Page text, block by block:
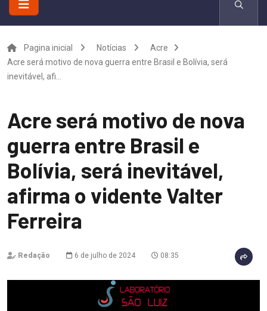
Pagina inicial Notícias
Acre
Acre será motivo de nova guerra entre Brasil e Bolívia, será
inevitável, afi...
Acre será motivo de nova
guerra entre Brasil e
Bolívia, será inevitável,
afirma o vidente Valter
Ferreira
Redação 6 de julho de 2024 08:35